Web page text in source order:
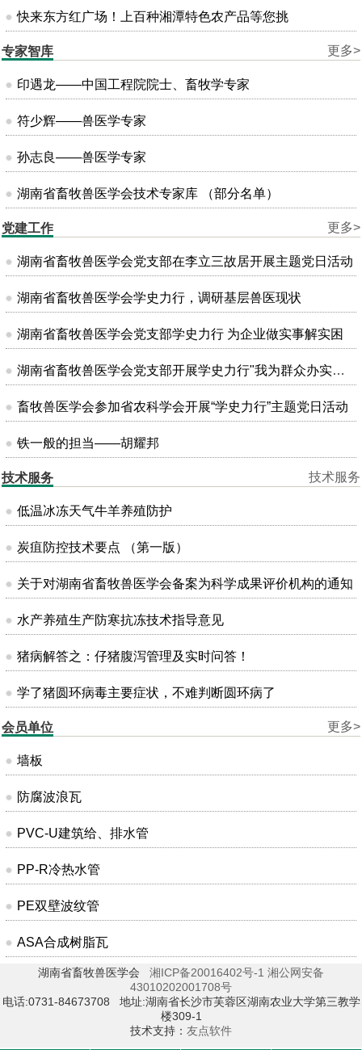
快来东方红广场！上百种湘潭特色农产品等您挑
更多>
专家智库
印遇龙——中国工程院院士、畜牧学专家
符少辉——兽医学专家
孙志良——兽医学专家
湖南省畜牧兽医学会技术专家库 （部分名单）
更多>
党建工作
湖南省畜牧兽医学会党支部在李立三故居开展主题党日活动
湖南省畜牧兽医学会学史力行，调研基层兽医现状
湖南省畜牧兽医学会党支部学史力行 为企业做实事解实困
湖南省畜牧兽医学会党支部开展学史力行"我为群众办实事"主题党日活动
畜牧兽医学会参加省农科学会开展“学史力行”主题党日活动
铁一般的担当——胡耀邦
技术服务
技术服务
低温冰冻天气牛羊养殖防护
炭疽防控技术要点 （第一版）
关于对湖南省畜牧兽医学会备案为科学成果评价机构的通知
水产养殖生产防寒抗冻技术指导意见
猪病解答之：仔猪腹泻管理及实时问答！
学了猪圆环病毒主要症状，不难判断圆环病了
更多>
会员单位
墙板
防腐波浪瓦
PVC-U建筑给、排水管
PP-R冷热水管
PE双壁波纹管
ASA合成树脂瓦
湖南省畜牧兽医学会 湘ICP备20016402号-1 湘公网安备
43010202001708号
电话:0731-84673708 地址:湖南省长沙市芙蓉区湖南农业大学第三教学
楼309-1
技术支持： 友点软件